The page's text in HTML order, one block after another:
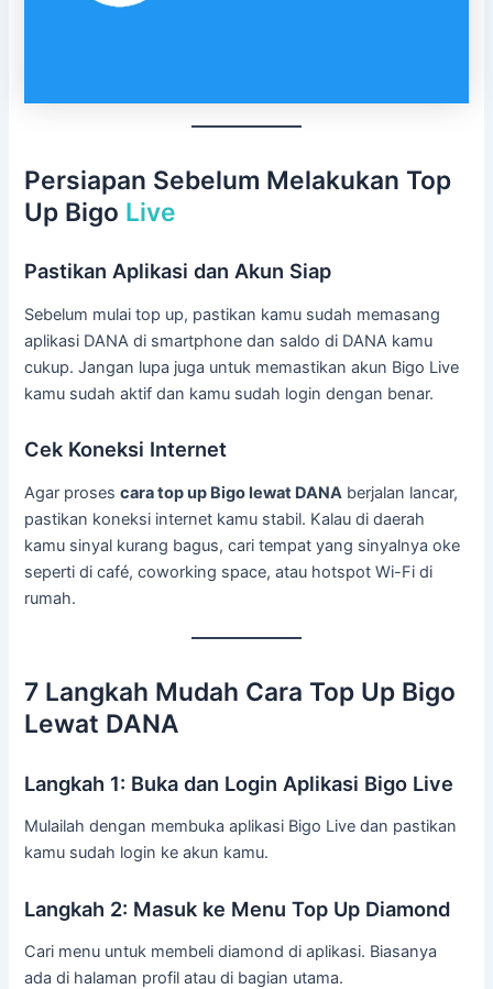
Persiapan Sebelum Melakukan Top
Up Bigo Live
Pastikan Aplikasi dan Akun Siap
Sebelum mulai top up, pastikan kamu sudah memasang
aplikasi DANA di smartphone dan saldo di DANA kamu
cukup. Jangan lupa juga untuk memastikan akun Bigo Live
kamu sudah aktif dan kamu sudah login dengan benar.
Cek Koneksi Internet
Agar prosescara top up Bigo lewat DANA berjalan lancar,
pastikan koneksi internet kamu stabil. Kalau di daerah
kamu sinyal kurang bagus, cari tempat yang sinyalnya oke
seperti di café, coworking space, atau hotspot Wi-Fi di
rumah.
7 Langkah Mudah Cara Top Up Bigo
Lewat DANA
Langkah 1: Buka dan Login Aplikasi Bigo Live
Mulailah dengan membuka aplikasi Bigo Live dan pastikan
kamu sudah login ke akun kamu.
Langkah 2: Masuk ke Menu Top Up Diamond
Cari menu untuk membeli diamond di aplikasi. Biasanya
ada di halaman profil atau di bagian utama.